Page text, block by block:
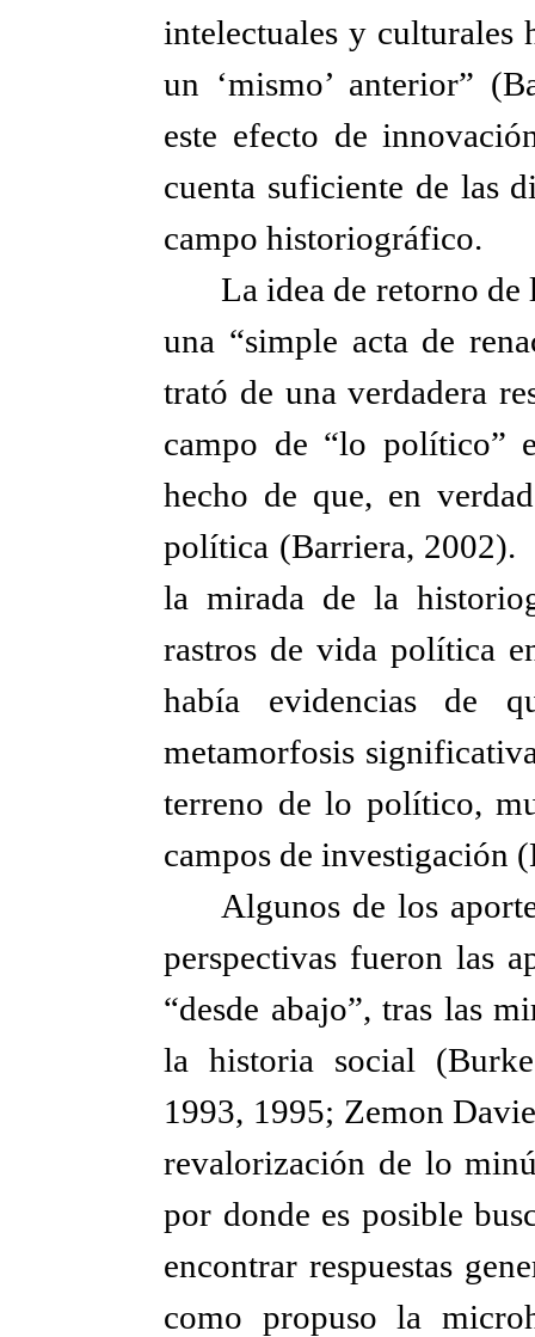
intelectuales y culturales
un ‘mismo’ anterior”
este efecto de
cuenta suficiente de las
campo historiográfico.
La idea de retorno
una “simple acta de
trató de una verdadera
campo de “lo político”
hecho de que, en
política (Barriera, 2002).
la mirada de la
rastros de vida política
había evidencias de
metamorfosis
terreno de lo político,
campos de investigación
Algunos de los
perspectivas fueron las
“desde abajo”, tras las
la historia social
1993, 1995; Zemon
revalorización de lo
por donde es posible
encontrar respuestas
como propuso la